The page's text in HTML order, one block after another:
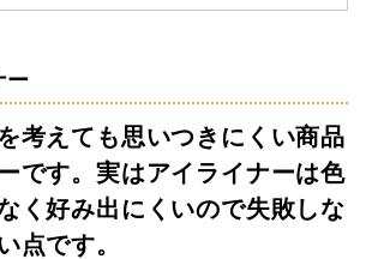
ー
考えても思いつきにくい商品
です。実はアイライナーは色
く好み出にくいので失敗しな
点です。